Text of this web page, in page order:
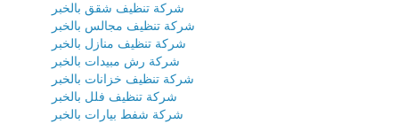
شركة تنظيف شقق بالخبر
شركة تنظيف مجالس بالخبر
شركة تنظيف منازل بالخبر
شركة رش مبيدات بالخبر
شركة تنظيف خزانات بالخبر
شركة تنظيف فلل بالخبر
شركة شفط بيارات بالخبر